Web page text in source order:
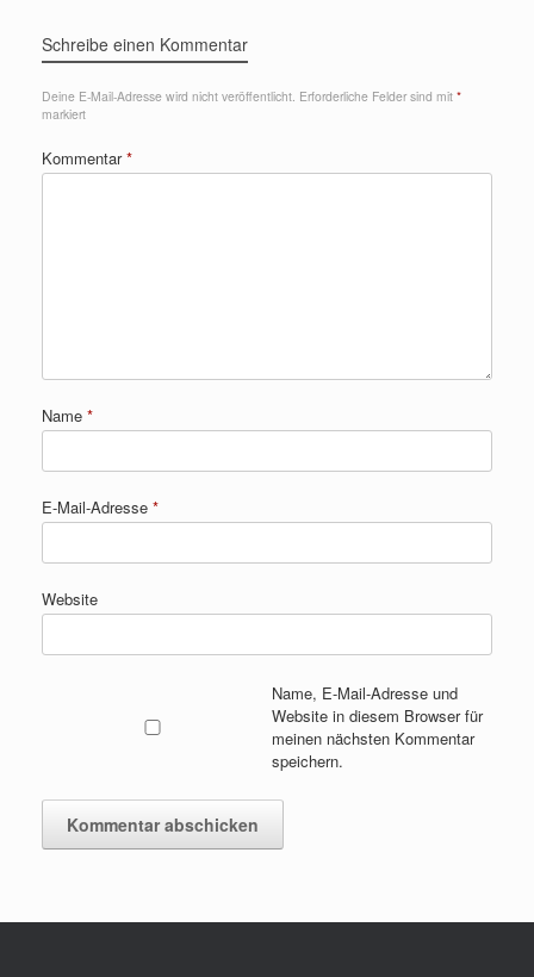
Schreibe einen Kommentar
Deine E-Mail-Adresse wird nicht veröffentlicht. Erforderliche Felder sind mit *
markiert
Kommentar*
Name *
E-Mail-Adresse *
Website
Name, E-Mail-Adresse und
Website in diesem Browser für
meinen nächsten Kommentar
speichern.